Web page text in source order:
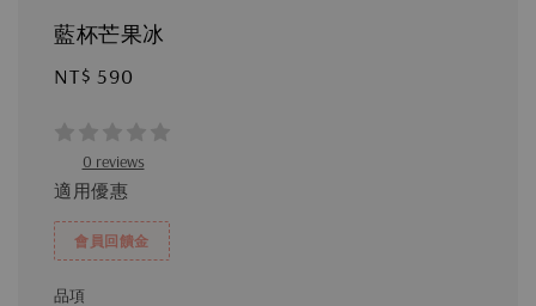
藍杯芒果冰
Regular
NT$ 590
0 reviews
適用優惠
會員回饋金
品項